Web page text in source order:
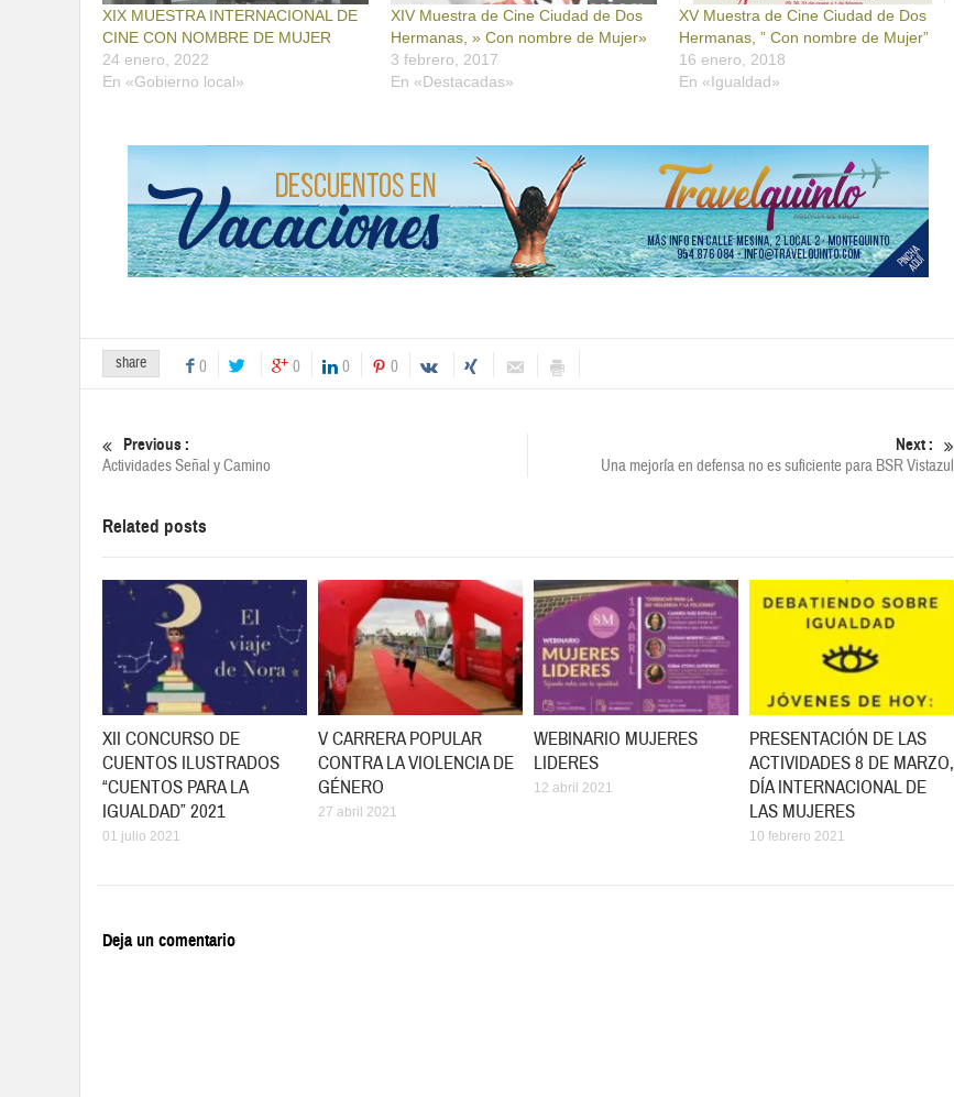
XIX MUESTRA INTERNACIONAL DE
CINE CON NOMBRE DE MUJER
24 enero, 2022
En «Gobierno local»
XIV Muestra de Cine Ciudad de Dos
Hermanas, » Con nombre de Mujer»
3 febrero, 2017
En «Destacadas»
XV Muestra de Cine Ciudad de Dos
Hermanas, ” Con nombre de Mujer”
16 enero, 2018
En «Igualdad»
share 0 0 0 0
Previous :
Actividades Señal y Camino
Next :
Una mejoría en defensa no es suficiente para BSR Vistazul
Related posts
XII CONCURSO DE
CUENTOS ILUSTRADOS
“CUENTOS PARA LA
IGUALDAD” 2021
01 julio 2021
V CARRERA POPULAR
CONTRA LA VIOLENCIA DE
GÉNERO
27 abril 2021
WEBINARIO MUJERES
LIDERES
12 abril 2021
PRESENTACIÓN DE LAS
ACTIVIDADES 8 DE MARZO,
DÍA INTERNACIONAL DE
LAS MUJERES
10 febrero 2021
Deja un comentario